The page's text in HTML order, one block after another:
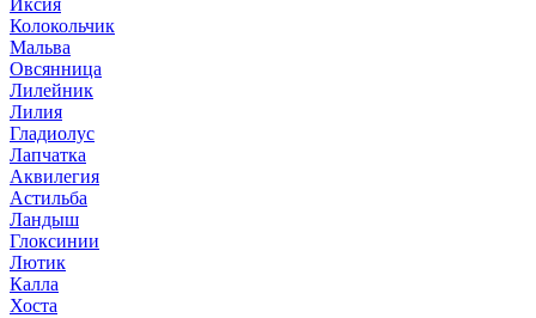
Иксия
Колокольчик
Мальва
Овсянница
Лилейник
Лилия
Гладиолус
Лапчатка
Аквилегия
Астильба
Ландыш
Глоксинии
Лютик
Калла
Хоста